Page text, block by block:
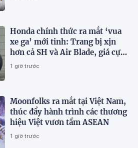
Honda chính thức ra mắt ‘vua
xe ga’ mới tinh: Trang bị xịn
hơn cả SH và Air Blade, giá cực
kỳ hấp dẫn
1 giờ trước
Moonfolks ra mắt tại Việt Nam,
thúc đẩy hành trình các thương
hiệu Việt vươn tầm ASEAN
1 giờ trước